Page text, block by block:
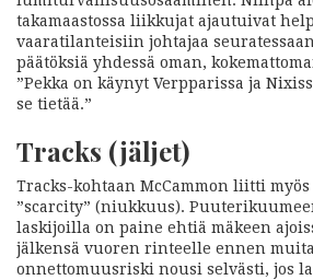
takamaastossa liikkujat ajautuivat
vaaratilanteisiin johtajaa
päätöksiä yhdessä oman,
”Pekka on käynyt Verpparissa ja
se tietää.”
Tracks (jäljet)
Tracks-kohtaan McCammon liitti
”scarcity” (niukkuus).
laskijoilla on paine ehtiä mäkeen
jälkensä vuoren rinteelle ennen
onnettomuusriski nousi selvästi, jos